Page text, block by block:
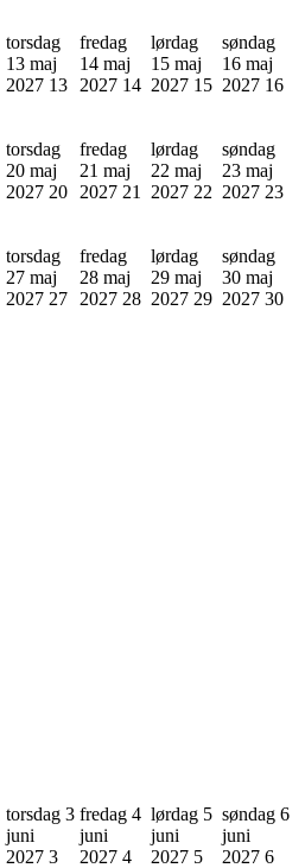
torsdag
13 maj
2027 13
fredag
14 maj
2027 14
lørdag
15 maj
2027 15
søndag
16 maj
2027 16
torsdag
20 maj
2027 20
fredag
21 maj
2027 21
lørdag
22 maj
2027 22
søndag
23 maj
2027 23
torsdag
27 maj
2027 27
fredag
28 maj
2027 28
lørdag
29 maj
2027 29
søndag
30 maj
2027 30
torsdag 3
juni
2027 3
fredag 4
juni
2027 4
lørdag 5
juni
2027 5
søndag 6
juni
2027 6